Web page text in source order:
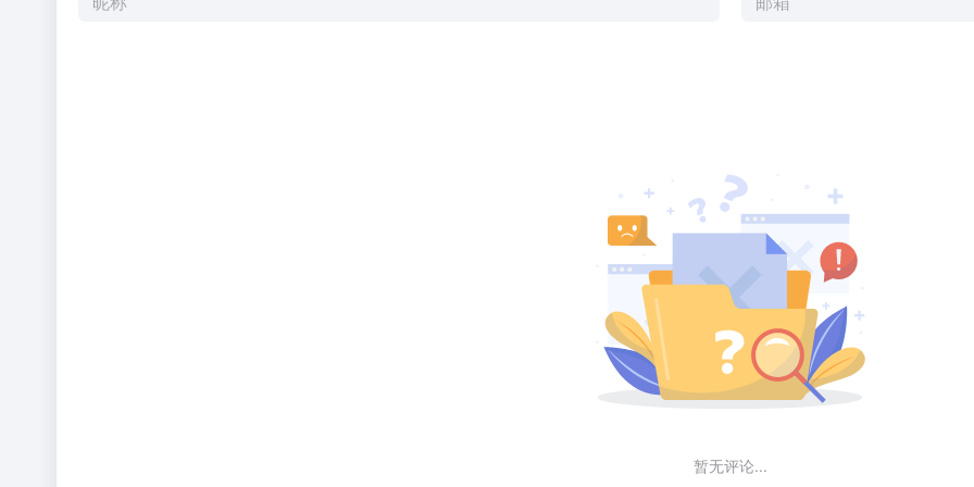
暂无评论...